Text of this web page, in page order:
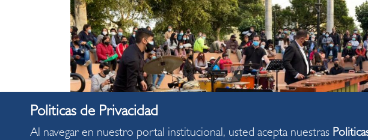
Al navegar en nuestro portal institucional, usted acepta nuestras